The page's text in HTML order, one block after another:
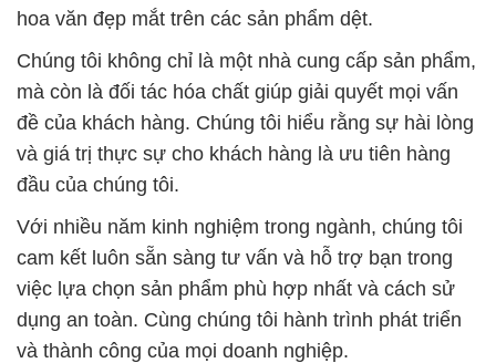
hoa văn đẹp mắt trên các sản phẩm dệt.
Chúng tôi không chỉ là một nhà cung cấp sản phẩm,
mà còn là đối tác hóa chất giúp giải quyết mọi vấn
đề của khách hàng. Chúng tôi hiểu rằng sự hài lòng
và giá trị thực sự cho khách hàng là ưu tiên hàng
đầu của chúng tôi.
Với nhiều năm kinh nghiệm trong ngành, chúng tôi
cam kết luôn sẵn sàng tư vấn và hỗ trợ bạn trong
việc lựa chọn sản phẩm phù hợp nhất và cách sử
dụng an toàn. Cùng chúng tôi hành trình phát triển
và thành công của mọi doanh nghiệp.